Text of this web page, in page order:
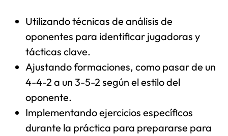
Utilizando técnicas de análisis de
oponentes para identificar jugadoras y
tácticas clave.
Ajustando formaciones, como pasar de un
4-4-2 a un 3-5-2 según el estilo del
oponente.
Implementando ejercicios específicos
durante la práctica para prepararse para